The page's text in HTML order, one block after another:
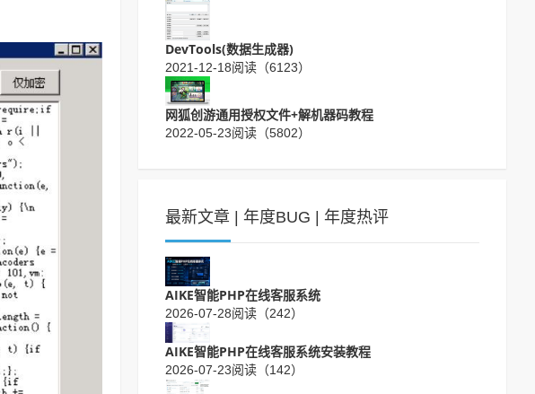
DevTools(数据生成器)
2021-12-18阅读（6123）
网狐创游通用授权文件+解机器码教程
2022-05-23阅读（5802）
最新文章 | 年度BUG | 年度热评
AIKE智能PHP在线客服系统
2026-07-28阅读（242）
AIKE智能PHP在线客服系统安装教程
2026-07-23阅读（142）